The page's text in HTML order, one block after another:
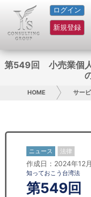
ログイン
新規登録
HOME
サービス紹介
お問い合わせ
日本人にPR
コンサルティング
第549回 小売業個
HOME サー
ニュース 法律
作成日：2024年12
知っておこう台湾法
第549回